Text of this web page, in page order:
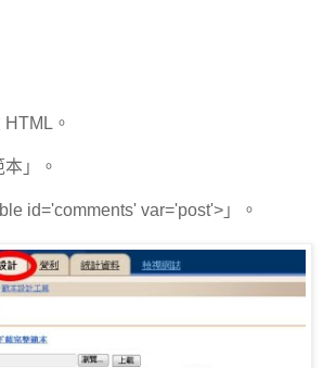
。
」。
id='comments' var='post'>」。